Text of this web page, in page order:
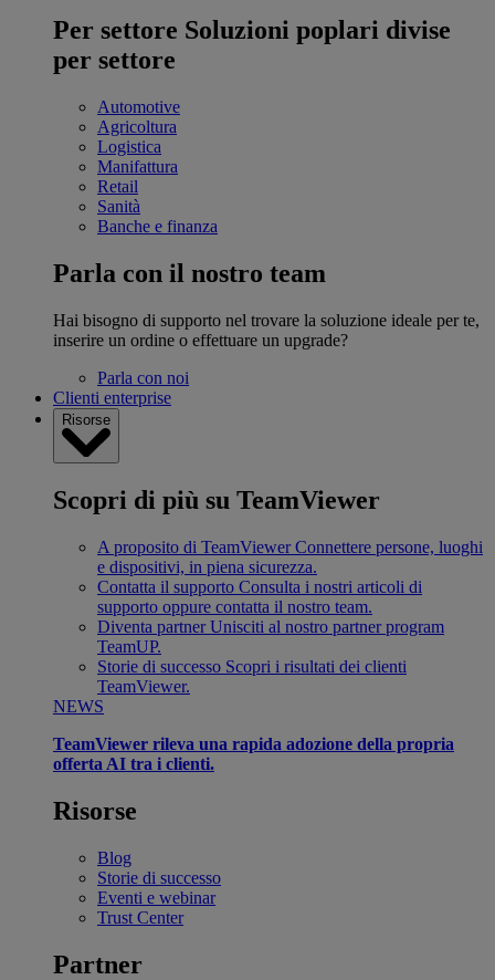
Per settore Soluzioni poplari divise
per settore
Automotive
Agricoltura
Logistica
Manifattura
Retail
Sanità
Banche e finanza
Parla con il nostro team
Hai bisogno di supporto nel trovare la soluzione ideale per te,
inserire un ordine o effettuare un upgrade?
Parla con noi
Clienti enterprise
Risorse
Scopri di più su TeamViewer
A proposito di TeamViewer Connettere persone, luoghi
e dispositivi, in piena sicurezza.
Contatta il supporto Consulta i nostri articoli di
supporto oppure contatta il nostro team.
Diventa partner Unisciti al nostro partner program
TeamUP.
Storie di successo Scopri i risultati dei clienti
TeamViewer.
NEWS
TeamViewer rileva una rapida adozione della propria
offerta AI tra i clienti.
Risorse
Blog
Storie di successo
Eventi e webinar
Trust Center
Partner